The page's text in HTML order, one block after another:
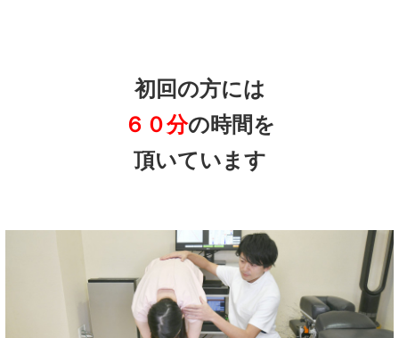
初回の方には
６０分の時間を
頂いています